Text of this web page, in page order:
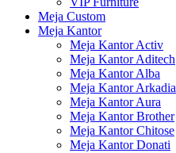
Meja Custom
Meja Kantor
Meja Kantor Activ
Meja Kantor Aditech
Meja Kantor Alba
Meja Kantor Arkadia
Meja Kantor Aura
Meja Kantor Brother
Meja Kantor Chitose
Meja Kantor Donati